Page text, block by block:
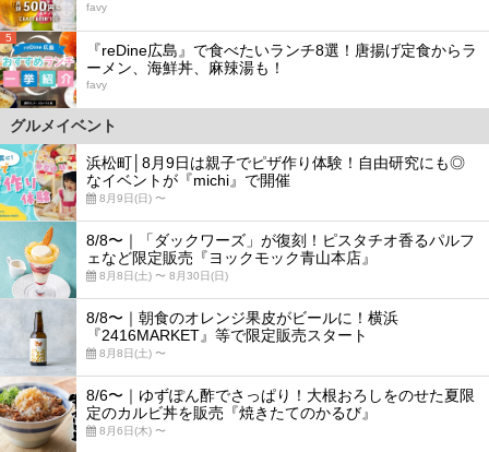
favy
5
『reDine広島』で食べたいランチ8選！唐揚げ定食からラ
ーメン、海鮮丼、麻辣湯も！
favy
グルメイベント
浜松町│8月9日は親子でピザ作り体験！自由研究にも◎
なイベントが『michi』で開催
8月9日(日) 〜
8/8〜｜「ダックワーズ」が復刻！ピスタチオ香るパルフ
ェなど限定販売『ヨックモック青山本店』
8月8日(土) 〜 8月30日(日)
8/8〜｜朝食のオレンジ果皮がビールに！横浜
『2416MARKET』等で限定販売スタート
8月8日(土) 〜
8/6〜｜ゆずぽん酢でさっぱり！大根おろしをのせた夏限
定のカルビ丼を販売『焼きたてのかるび』
8月6日(木) 〜